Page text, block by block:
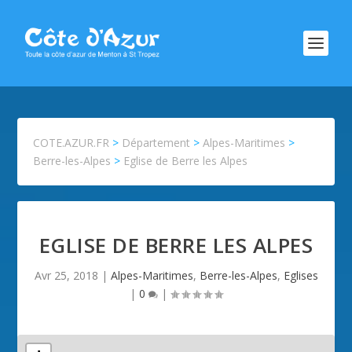
COTE.AZUR.FR > Département >Alpes-Maritimes >
Berre-les-Alpes > Eglise de Berre les Alpes
EGLISE DE BERRE LES ALPES
Avr 25, 2018 | Alpes-Maritimes, Berre-les-Alpes, Eglises
| 0 |